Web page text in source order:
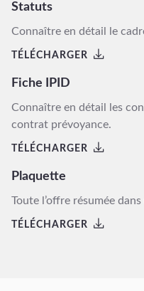
Statuts
Connaître en détail le
TÉLÉCHARGER
Fiche IPID
Connaître en détail les
contrat prévoyance.
TÉLÉCHARGER
Plaquette
Toute l’offre résumée
TÉLÉCHARGER